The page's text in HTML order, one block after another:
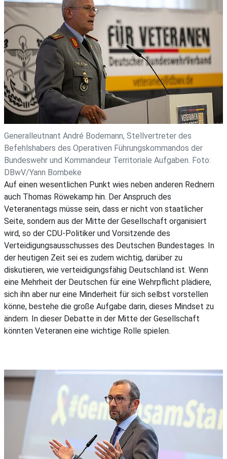
Generalleutnant André Bodemann, Stellvertreter des
Befehlshabers des Operativen Führungskommandos der
Bundeswehr und Kommandeur Territoriale Aufgaben. Foto:
DBwV/Yann Bombeke
Auf einen wesentlichen Punkt wies neben anderen Rednern
auch Thomas Röwekamp hin. Der Anspruch des
Veteranentags müsse sein, dass er nicht von staatlicher
Seite, sondern aus der Mitte der Gesellschaft organisiert
wird, so der CDU-Politiker und Vorsitzende des
Verteidigungsausschusses des Deutschen Bundestages. In
der heutigen Zeit sei es zudem wichtig, darüber zu
diskutieren, wie verteidigungsfähig Deutschland ist. Wenn
eine Mehrheit der Deutschen für eine Wehrpflicht plädiere,
sich ihn aber nur eine Minderheit für sich selbst vorstellen
könne, bestehe die große Aufgabe darin, dieses Mindset zu
ändern. In dieser Debatte in der Mitte der Gesellschaft
könnten Veteranen eine wichtige Rolle spielen.